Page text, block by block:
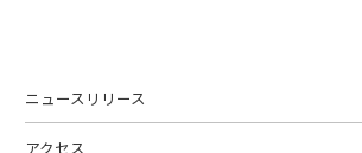
ニュースリリース
アクセス